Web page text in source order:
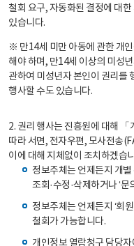
철회 요구, 자동화된 결정에 대
있습니다.
※ 만14세 미만 아동에 관한 개
해야 하며, 만14세 이상의 미성
관하여 미성년자 본인이 권리를
행사할 수도 있습니다.
2. 권리 행사는 진흥원에 대해
따라 서면, 전자우편, 모사전송
이에 대해 지체없이 조치하겠습
정보주체는 언제든지 개별
조회·수정·삭제하거나 ‘
정보주체는 언제든지 ‘회
철회가 가능합니다.
개인정보 열람청구 담당